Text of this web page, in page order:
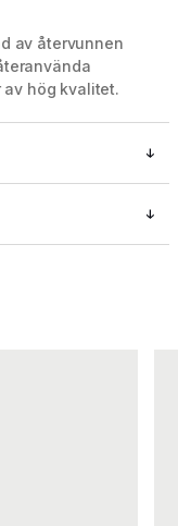
av återvunnen
hög kvalitet.